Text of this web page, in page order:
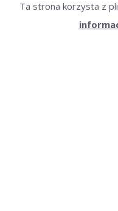
Ta strona korzysta z